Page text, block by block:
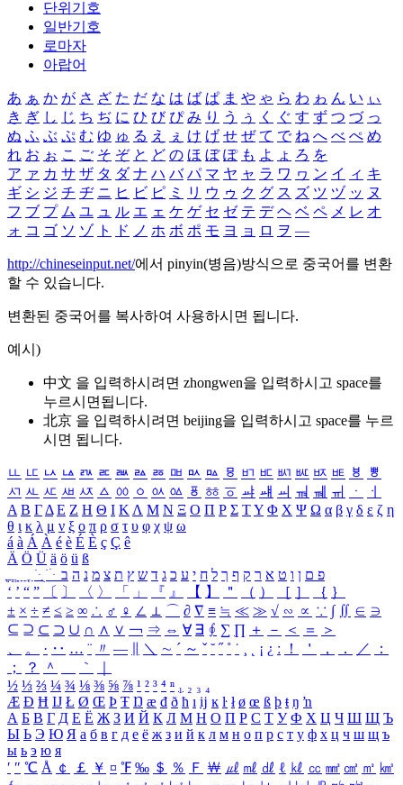
단위기호
일반기호
로마자
아랍어
あ ぁ か が さ ざ た だ な は ば ぱ ま や ゃ ら わ ゎ ん い ぃ
き ぎ し じ ち ぢ に ひ び ぴ み り う ぅ く ぐ す ず つ づ っ
ぬ ふ ぶ ぷ む ゆ ゅ る え ぇ け げ せ ぜ て で ね へ べ ぺ め
れ お ぉ こ ご そ ぞ と ど の ほ ぼ ぽ も よ ょ ろ を
ア ァ カ サ ザ タ ダ ナ ハ バ パ マ ヤ ャ ラ ワ ヮ ン イ ィ キ
ギ シ ジ チ ヂ ニ ヒ ビ ピ ミ リ ウ ゥ ク グ ス ズ ツ ヅ ッ ヌ
フ ブ プ ム ユ ュ ル エ ェ ケ ゲ セ ゼ テ デ ヘ ベ ペ メ レ オ
ォ コ ゴ ソ ゾ ト ド ノ ホ ボ ポ モ ヨ ョ ロ ヲ ―
http://chineseinput.net/에서 pinyin(병음)방식으로 중국어를 변환
할 수 있습니다.
변환된 중국어를 복사하여 사용하시면 됩니다.
예시)
中文 을 입력하시려면 zhongwen을 입력하시고 space를
누르시면됩니다.
北京 을 입력하시려면 beijing을 입력하시고 space를 누르
시면 됩니다.
ㅥ ㅦ ㅧ ㅨ ㅩ ㅪ ㅫ ㅬ ㅭ ㅮ ㅯ ㅰ ㅱ ㅲ ㅳ ㅴ ㅵ ㅶ ㅷ ㅸ
ㅹ
ㅺ ㅻ ㅼ ㅽ ㅾ ㅿ ㆀ ㆁ ㆂ ㆃ ㆄ ㆅ ㆆ ㆇ ㆈ ㆉ ㆊ ㆋ ㆌ ㆍ
ㆎ
Α Β ΓΔ Ε Ζ Η Θ Ι ΚΛ Μ Ν Ξ Ο Π Ρ Σ ΤΥ Φ Χ Ψ Ω α β γ δ ε ζ η
θ ι κ λ μ ν ξ ο π ρ σ τ υ φ χ ψ ω
á à Á À é è É È ç Ç ê
Ä Ö Ü ä ö ü ß
ִֶֹ ֻּ ׁׂ פ ם ן ו ט א ר ק ף ך ל ח י ע כ ג ד ש ץ ת צ מ נ ה ב
‘ ’ “ ” 〔 〕 〈 〉 「 」 『 』 【 】 ＂ （ ） ［ ］ ｛ ｝
± × ÷ ≠ ≤ ≥ ∞ ∴ ♂ ♀ ∠ ⊥ ⌒ ∂ ∇ ≡ ≒ ≪ ≫ √ ∽ ∝ ∵ ∫ ∬ ∈ ∋
⊆ ⊇ ⊂ ⊃ ∪ ∩ ∧ ∨ ￢ ⇒ ⇔ ∀ ∃ ∮ ∑ ∏ ＋ － ＜ ＝
＞
、
。 · ‥ … ¨ 〃 ― ＼ ∼ ´ ～ ˇ ˘ ˝ ˚ ˙ ¸ ¡ ¿ ː ！ ＇ ， ． ／
：
；
？ ＾ ｀
½ ⅓ ⅔ ¼ ¾ ⅛ ⅜ ⅝ ⅞ ¹ ² ³ ⁴ ⁿ ₁ ₂ ₃ ₄
Æ Ð Ħ Ĳ Ł Ø Œ Þ Ŧ Ŋ æ đ ð ħ ı ĳ ĸ ŀ ł ø œ ß þ ŧ ŋ ŉ
А Б В Г Д Е Ё Ж З И Й К Л М Н О П Р С Т У Ф Х Ц Ч Ш Щ Ъ
Ы Ь Э Ю Я а б в г д е ё ж з и й к л м н о п р с т у ф х ц ч ш щ ъ
ы ь э ю я
′ ″ ℃ Å ￠ ￡ ￥ ¤ ℉ ‰ ＄ ％ Ｆ ￦ ㎕ ㎖ ㎗ ℓ ㎘ ㏄ ㎣ ㎤ ㎥ ㎦